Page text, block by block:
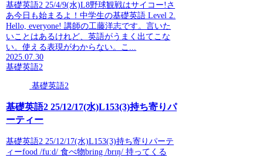
基礎英語2 25/4/9(水)L8野球観戦はサイコー!さ
あ今日も始まるよ！中学生の基礎英語 Level 2.
Hello, everyone! 講師の工藤洋志です。言いた
いことはあるけれど、英語がうまく出てこな
い。使える表現がわからない。こ...
2025.07.30
基礎英語2
基礎英語2
基礎英語2 25/12/17(水)L153(3)持ち寄りパ
ーティー
基礎英語2 25/12/17(水)L153(3)持ち寄りパーテ
ィーfood /fuːd/ 食べ物bring /brɪŋ/ 持ってくる